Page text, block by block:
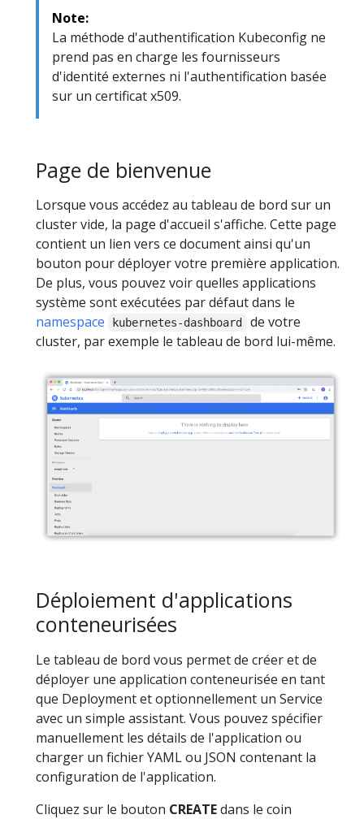
Note:
La méthode d'authentification Kubeconfig ne
prend pas en charge les fournisseurs
d'identité externes ni l'authentification basée
sur un certificat x509.
Page de bienvenue
Lorsque vous accédez au tableau de bord sur un
cluster vide, la page d'accueil s'affiche. Cette page
contient un lien vers ce document ainsi qu'un
bouton pour déployer votre première application.
De plus, vous pouvez voir quelles applications
système sont exécutées par défaut dans le
namespace
kubernetes-dashboard
de votre
cluster, par exemple le tableau de bord lui-même.
Déploiement d'applications
conteneurisées
Le tableau de bord vous permet de créer et de
déployer une application conteneurisée en tant
que Deployment et optionnellement un Service
avec un simple assistant. Vous pouvez spécifier
manuellement les détails de l'application ou
charger un fichier YAML ou JSON contenant la
configuration de l'application.
Cliquez sur le bouton CREATEdans le coin